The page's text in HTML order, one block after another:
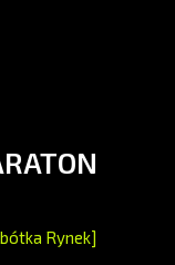
Rynek]